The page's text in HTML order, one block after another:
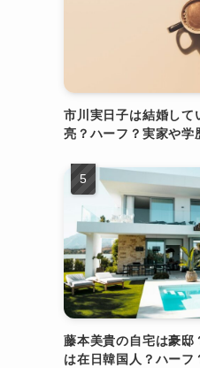
市川実日子は結婚し
亮？ハーフ？実家や学
藤本美貴の自宅は豪
は在日韓国人？ハーフ